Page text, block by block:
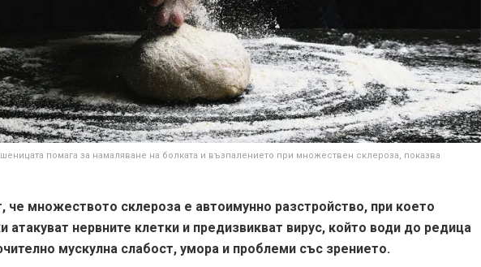
помага за намаляване на болката и възпалението при множествен склероза, показва
че множеството склероза е автоимунно разстройство, при което
атакуват нервните клетки и предизвикват вирус, който води до редица
мускулна слабост, умора и проблеми със зрението.